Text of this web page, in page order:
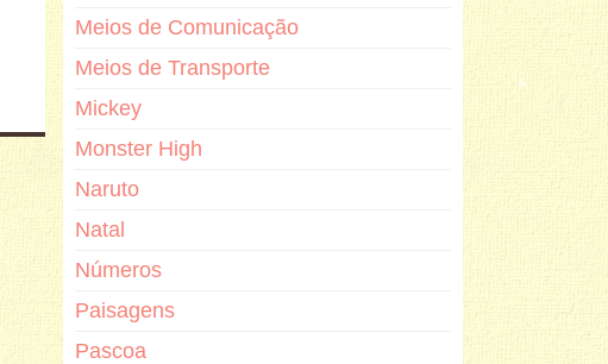
Meios de Comunicação
Meios de Transporte
Mickey
Monster High
Naruto
Natal
Números
Paisagens
Pascoa